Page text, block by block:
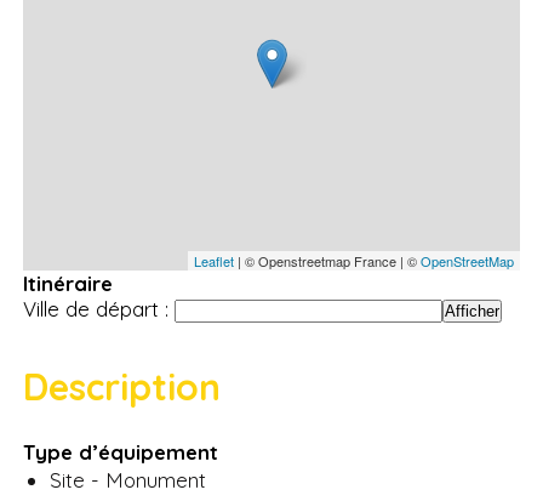
Leaflet| © Openstreetmap France | ©OpenStreetMap
Itinéraire
Ville de départ :
Description
Type d’équipement
Site - Monument